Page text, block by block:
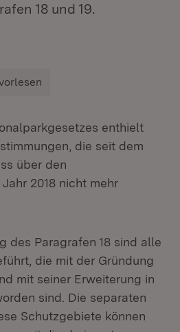
18 und 19.
enthielt
die seit dem
über den
2018 nicht mehr
des Paragrafen 18 sind alle
die mit der Gründung
mit seiner Erweiterung in
sind. Die separaten
Schutzgebiete können